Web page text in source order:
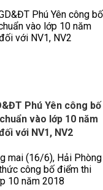
Phú Yên công bố
vào lớp 10 năm
với NV1, NV2